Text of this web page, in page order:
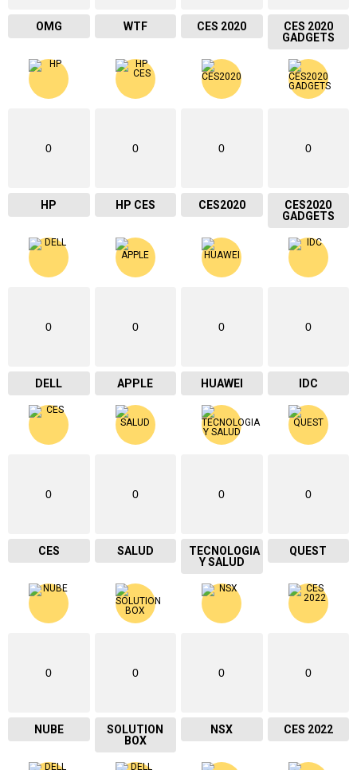
OMG WTF CES 2020
CES 2020
GADGETS
0
HP
0
HP CES
0
CES2020
0
CES2020
GADGETS
0
DELL
0
APPLE
0
HUAWEI
0
IDC
0
CES
0
SALUD
0
TECNOLOGIA
Y SALUD
0
QUEST
0
NUBE
0
SOLUTION
BOX
0
NSX
0
CES 2022